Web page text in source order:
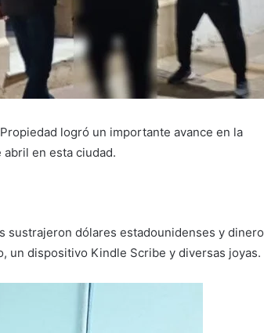
logró un importante avance en la
en esta ciudad.
sustrajeron dólares estadounidenses y dinero
un dispositivo Kindle Scribe y diversas joyas.